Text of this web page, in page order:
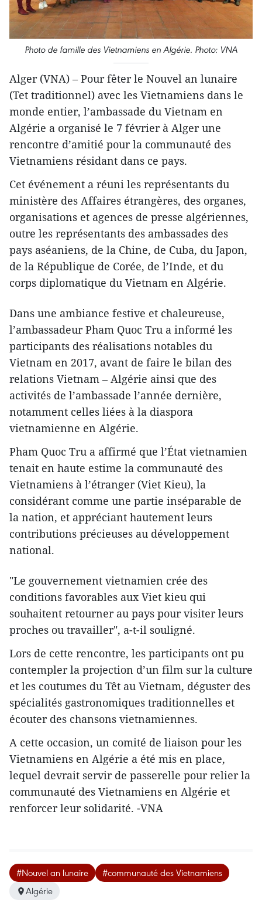
Photo de famille des Vietnamiens en Algérie. Photo: VNA
Alger (VNA) – Pour fêter le Nouvel an lunaire
(Tet traditionnel) avec les Vietnamiens dans le
monde entier, l’ambassade du Vietnam en
Algérie a organisé le 7 février à Alger une
rencontre d’amitié pour la communauté des
Vietnamiens résidant dans ce pays.
Cet événement a réuni les représentants du
ministère des Affaires étrangères, des organes,
organisations et agences de presse algériennes,
outre les représentants des ambassades des
pays aséaniens, de la Chine, de Cuba, du Japon,
de la République de Corée, de l’Inde, et du
corps diplomatique du Vietnam en Algérie.
Dans une ambiance festive et chaleureuse,
l’ambassadeur Pham Quoc Tru a informé les
participants des réalisations notables ​du
Vietnam en 2017, avant de faire le bilan des
relations Vietnam – Algérie ainsi que des
activités de l’ambassade l’année dernière,
notamment celles liées à la diaspora
vietnamienne en Algérie.
Pham Quoc Tru a affirmé que l’État vietnamien
tenait en haute estime la communauté des
Vietnamiens à l’étranger (Viet Kieu), la
considérant comme une partie inséparable de
la nation, et appréciant hautement leurs
contributions précieuses au développement
national.
"Le gouvernement vietnamien crée des
conditions favorables aux Viet kieu qui
souhaitent retourner au pays pour visiter leurs
proches ou travailler", a-t-il souligné.
Lors de cette rencontre, les participants ont pu
contempler la projection d’un film sur la culture
et les coutumes du Têt au Vietnam, déguster des
spécialités gastronomiques traditionnelles et
écouter des chansons vietnamiennes.
A cette occasion, un comité de liaison pour les
Vietnamiens en Algérie a été mis en place,
lequel devrait servir de passerelle pour relier la
communauté des Vietnamiens en Algérie et
renforcer leur solidarité. -VNA
#Nouvel an lunaire
#communauté des Vietnamiens
Algérie